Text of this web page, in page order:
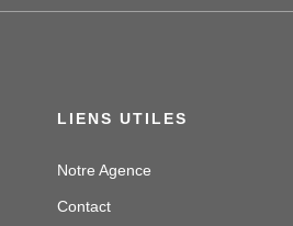
LIENS UTILES
Notre Agence
Contact